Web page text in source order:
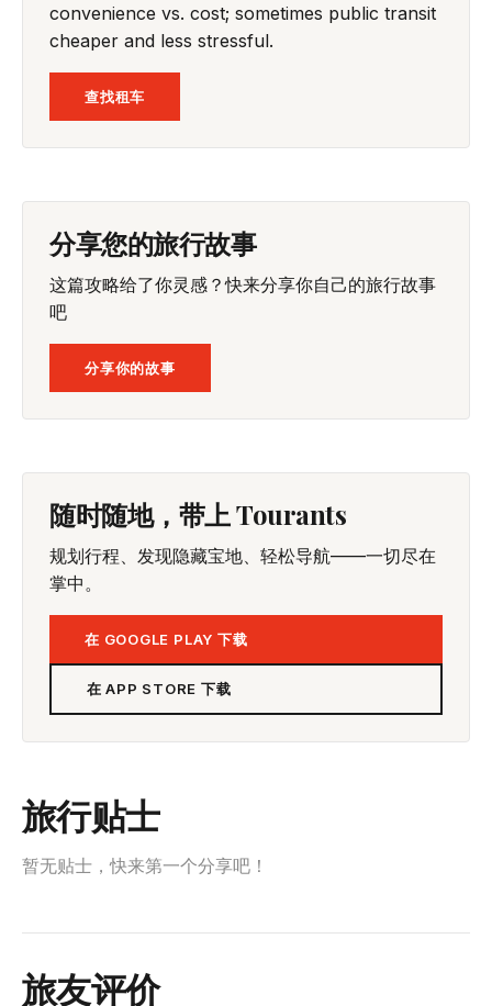
convenience vs. cost; sometimes public transit
cheaper and less stressful.
查找租车
分享您的旅行故事
这篇攻略给了你灵感？快来分享你自己的旅行故事
吧
分享你的故事
随时随地，带上 Tourants
规划行程、发现隐藏宝地、轻松导航——一切尽在
掌中。
在 GOOGLE PLAY 下载
在 APP STORE 下载
旅行贴士
暂无贴士，快来第一个分享吧！
旅友评价